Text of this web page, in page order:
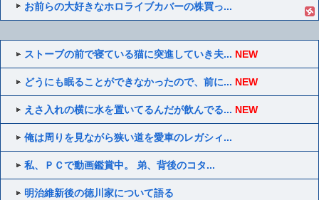
お前らの大好きなホロライブカバーの株買っ...
ストーブの前で寝ている猫に突進していき夫... NEW
どうにも眠ることができなかったので、前に... NEW
えさ入れの横に水を置いてるんだが飲んでる... NEW
俺は周りを見ながら狭い道を愛車のレガシィ...
私、ＰＣで動画鑑賞中。 弟、背後のコタ...
明治維新後の徳川家について語る